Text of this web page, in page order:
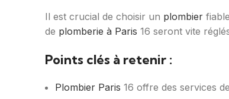
Il est crucial de choisir un plombier
de plomberie à Paris 16 seront vite
Points clés à retenir :
Plombier Paris 16 offre des services